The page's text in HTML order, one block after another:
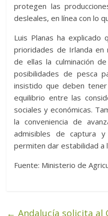
protegen las
desleales, en línea con lo
Luis Planas ha explicado
prioridades de Irlanda en
de ellas la culminación
posibilidades de pesca
insistido que deben
equilibrio entre las
sociales y económicas.
la conveniencia de
admisibles de captura y
permiten dar estabilidad a
Fuente: Ministerio de
← Andalucía solicita al